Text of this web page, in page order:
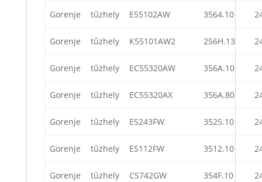
Gorenje tűzhely E55102AW 3564.10
Gorenje tűzhely K55101AW2 256H.13
Gorenje tűzhely EC55320AW 356A.10
Gorenje tűzhely EC55320AX 356A.80
Gorenje tűzhely ES243FW 3525.10
Gorenje tűzhely ES112FW 3512.10
Gorenje tűzhely CS742GW 354F.10